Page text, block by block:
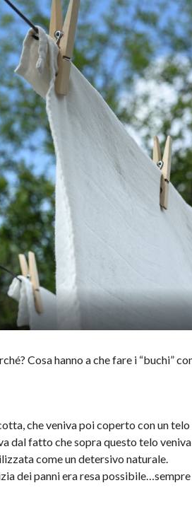
Cosa hanno a che fare i “buchi”
che veniva poi coperto con un telo
dal fatto che sopra questo telo veniva
come un detersivo naturale.
dei panni era resa